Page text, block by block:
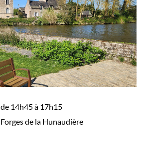
de 14h45 à 17h15
Forges de la Hunaudière